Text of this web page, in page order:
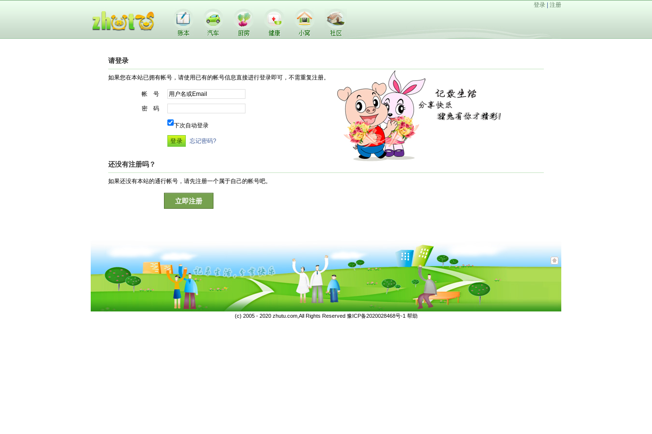
登录 注册
请登录
如果您在本站已拥有帐号，请使用已有的帐号信息直接进行登录即可，不需重复注册。
帐 号
密 码
下次自动登录
忘记密码?
还没有注册吗？
如果还没有本站的通行帐号，请先注册一个属于自己的帐号吧。
立即注册
(c) 2005 - 2020 zhutu.com,All Rights Reserved 豫ICP备2020028468号-1 帮助